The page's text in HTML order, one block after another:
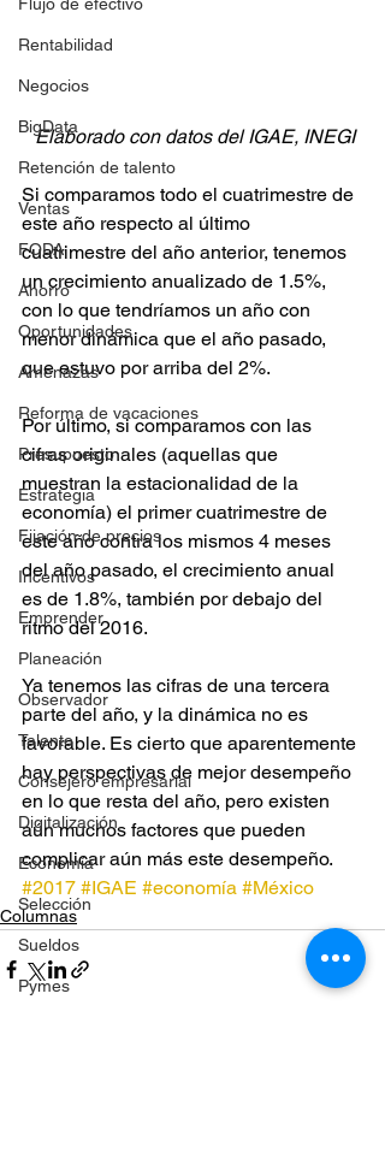
Rentabilidad
Negocios
BigData
Retención de talento
Ventas
FODA
Ahorro
Oportunidades
Amenazas
Reforma de vacaciones
Presupuesto
Estrategia
Fijación de precios
Incentivos
Emprender
Planeación
Observador
Talento
Consejero empresarial
Digitalización
Economía
Selección
Sueldos
Pymes
Elaborado con datos del IGAE, INEGI
Si comparamos todo el cuatrimestre de
este año respecto al último
cuatrimestre del año anterior, tenemos
un crecimiento anualizado de 1.5%,
con lo que tendríamos un año con
menor dinámica que el año pasado,
que estuvo por arriba del 2%.
Por último, si comparamos con las
cifras originales (aquellas que
muestran la estacionalidad de la
economía) el primer cuatrimestre de
este año contra los mismos 4 meses
del año pasado, el crecimiento anual
es de 1.8%, también por debajo del
ritmo del 2016.
Ya tenemos las cifras de una tercera
parte del año, y la dinámica no es
favorable. Es cierto que aparentemente
hay perspectivas de mejor desempeño
en lo que resta del año, pero existen
aún muchos factores que pueden
complicar aún más este desempeño.
#2017 #IGAE #economía #México
Columnas